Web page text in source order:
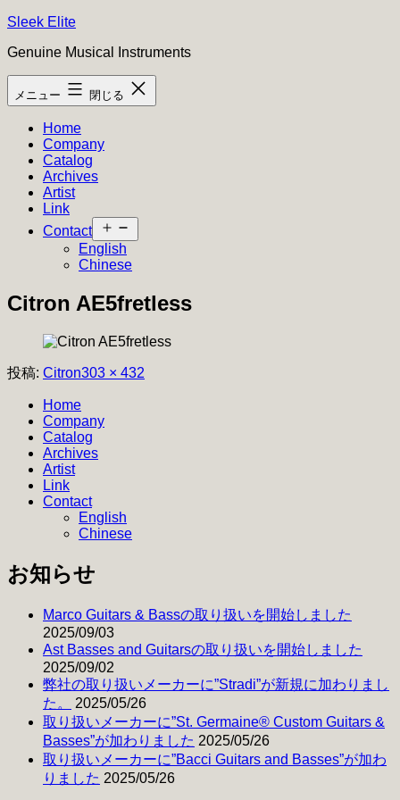
コ
テ
ン
ツ
Sleek Elite
Genuine Musical Instruments
メニュー 閉じる
Home
Company
Catalog
Archives
Artist
Link
Contact
ニ
ー
開
English
Chinese
Citron AE5fretless
投稿: Citronフ
サ
イ
ズ
303 × 432
Home
Company
Catalog
Archives
Artist
Link
Contact
English
Chinese
お知らせ
Marco Guitars & Bassの取り扱いを開始しました
2025/09/03
Ast Basses and Guitarsの取り扱いを開始しました
2025/09/02
弊社の取り扱いメーカーに”Stradi”が新規に加わりまし
た。
2025/05/26
取り扱いメーカーに”St. Germaine® Custom Guitars &
Basses”が加わりました 2025/05/26
取り扱いメーカーに”Bacci Guitars and Basses”が加わ
りました 2025/05/26